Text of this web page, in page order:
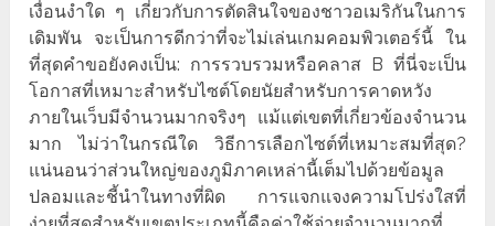
เงื่อนงำใด ๆ เกี่ยวกับการตัดสินใจของชาวอเมริกันในการ
เดิมพัน จะเป็นการดีกว่าที่จะไม่เล่นเกมคอมพิวเตอร์นี้ ใน
ที่สุดคำขอยังคงเป็น: การรวบรวมหรือคลาส B ที่นี่จะเป็น
โอกาสที่เหมาะสำหรับไซต์โดยนัยสำหรับการคาดหวัง
ภายในเว็บมีจำนวนมากจริงๆ แม้แต่เขตที่เกี่ยวข้องจำนวน
มาก ไม่ว่าในกรณีใด วิธีการเลือกไซต์ที่เหมาะสมที่สุด?
แน่นอนว่าส่วนใหญ่ของภูมิภาคเหล่านี้เต็มไปด้วยข้อมูล
ปลอมและชี้นำในทางที่ผิด การแจกแจงความโปร่งใสที่